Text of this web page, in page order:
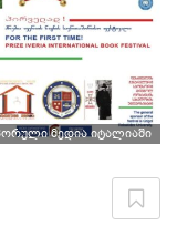
მედია იტალიაში